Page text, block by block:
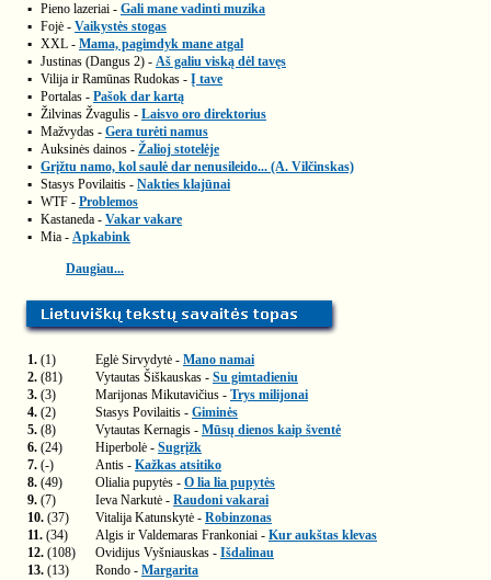
▪ Pieno lazeriai - Gali mane vadinti muzika
▪ Fojė - Vaikystės stogas
▪ XXL - Mama, pagimdyk mane atgal
▪ Justinas (Dangus 2) - Aš galiu viską dėl tavęs
▪ Vilija ir Ramūnas Rudokas - Į tave
▪ Portalas - Pašok dar kartą
▪ Žilvinas Žvagulis - Laisvo oro direktorius
▪ Mažvydas - Gera turėti namus
▪ Auksinės dainos - Žalioj stotelėje
▪ Grįžtu namo, kol saulė dar nenusileido... (A. Vilčinskas)
▪ Stasys Povilaitis - Nakties klajūnai
▪ WTF - Problemos
▪ Kastaneda - Vakar vakare
▪ Mia - Apkabink
Daugiau...
1. (1) Eglė Sirvydytė - Mano namai
2. (81) Vytautas Šiškauskas - Su gimtadieniu
3. (3) Marijonas Mikutavičius - Trys milijonai
4. (2) Stasys Povilaitis - Giminės
5. (8) Vytautas Kernagis - Mūsų dienos kaip šventė
6. (24) Hiperbolė - Sugrįžk
7. (-) Antis - Kažkas atsitiko
8. (49) Olialia pupytės - O lia lia pupytės
9. (7) Ieva Narkutė - Raudoni vakarai
10. (37) Vitalija Katunskytė - Robinzonas
11. (34) Algis ir Valdemaras Frankoniai - Kur aukštas klevas
12. (108) Ovidijus Vyšniauskas - Išdalinau
13. (13) Rondo - Margarita